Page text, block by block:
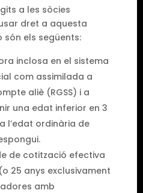
a les sòcies
dret a aquesta
els següents:
inclosa en el sistema
com assimilada a
aliè (RGSS) i a
una edat inferior en 3
l’edat ordinària de
de cotització efectiva
25 anys exclusivament
amb